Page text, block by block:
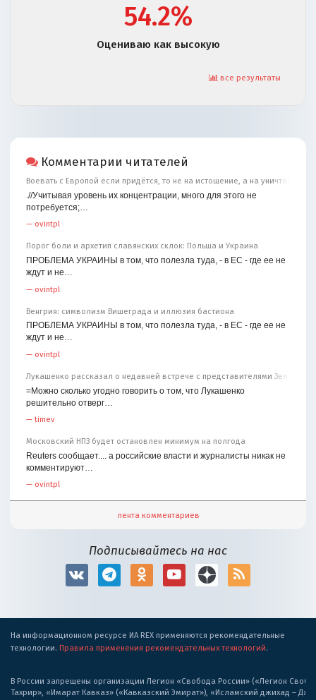
54.2%
Оцениваю как высокую
все результаты
Комментарии читателей
Воевать с Европой если придётся, то не на истощение, а на уничтожение
.//Учитывая уровень их концентрации, много для этого не
потребуется;…
— ovintpl
Порог боли и архетип славянских склок: Польша и Украина
ПРОБЛЕМА УКРАИНЫ в том, что полезла туда, - в ЕС - где ее не
ждут и не…
— ovintpl
Венгрия: символизм Вишеграда и иллюзия бастиона
ПРОБЛЕМА УКРАИНЫ в том, что полезла туда, - в ЕС - где ее не
ждут и не…
— ovintpl
Лукашенко рассказал о недавней встрече с представителями
=Можно сколько угодно говорить о том, что Лукашенко
решительно отверг…
—timev
Московский НПЗ будет остановлен минимум на полгода
Reuters сообщает.... а российские власти и журналисты никак не
комментируют…
— ovintpl
лента комментариев
Подписывайтесь на нас
На информационном ресурсе ИА REX применяются рекомендательные
технологии. Правила применения рекомендательных технологий.
В России запрещены организации Легион «Свобода России» («Легион
Тахрир», «Имарат Кавказ» («Кавказский Эмират»), «Исламский джихад –